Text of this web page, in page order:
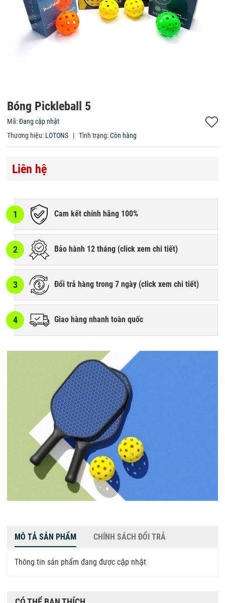
Bóng Pickleball 5
Mã:Đang cập nhật
Thương hiệu: LOTONS | Tình trạng:Còn hàng
Liên hệ
1 Cam kết chính hãng 100%
2 Bảo hành 12 tháng (click xem chi tiết)
3 Đổi trả hàng trong 7 ngày (click xem chi tiết)
4 Giao hàng nhanh toàn quốc
MÔ TẢ SẢN PHẨM CHÍNH SÁCH ĐỔI TRẢ
Thông tin sản phẩm đang được cập nhật